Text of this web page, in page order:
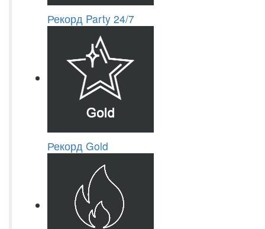
Рекорд Party 24/7
Рекорд Gold